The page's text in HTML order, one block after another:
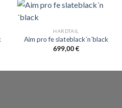
HARDTAIL
Aim pro fe slateblack´n´black
699,00€